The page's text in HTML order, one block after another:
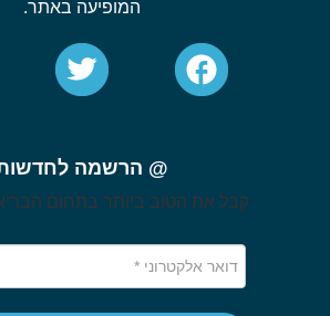
המופיעה באתר.
@ הרשמה
קבל את הטוב ביותר בתחום